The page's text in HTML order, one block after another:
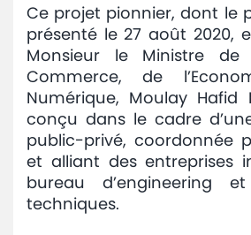
Ce projet pionnier, dont le
présenté le 27 août 2020,
Monsieur le Ministre de
Commerce, de
Numérique, Moulay Hafid
conçu dans le cadre
public-privé, coordonnée
et alliant des entreprises
bureau d’engineering
techniques.